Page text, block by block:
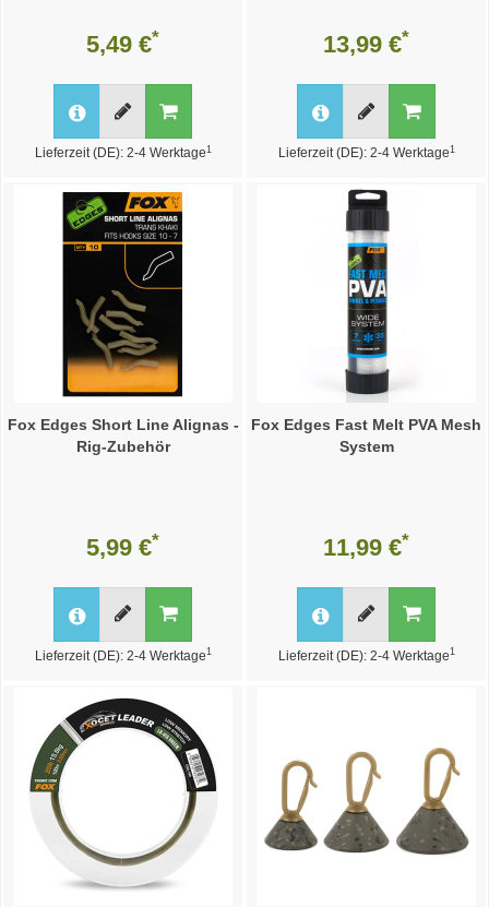
5,49 €*
Lieferzeit (DE): 2-4 Werktage 1
13,99 €*
Lieferzeit (DE): 2-4 Werktage 1
Fox Edges Short Line Alignas -
Rig-Zubehör
5,99 €*
Lieferzeit (DE): 2-4 Werktage1
Fox Edges Fast Melt PVA Mesh
System
11,99 €*
Lieferzeit (DE): 2-4 Werktage1